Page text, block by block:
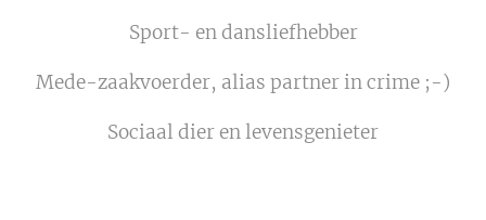
Sport- en dansliefhebber
Mede-zaakvoerder, alias partner in crime ;-)
Sociaal dier en levensgenieter